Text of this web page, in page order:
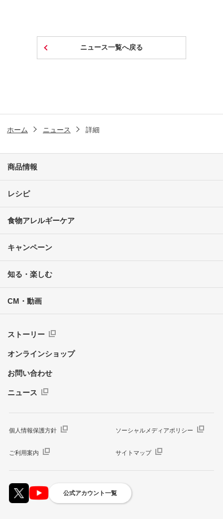
ニュース一覧へ戻る
ホーム ニュース 詳細
商品情報
レシピ
食物アレルギーケア
キャンペーン
知る・楽しむ
CM・動画
ストーリー
オンラインショップ
お問い合わせ
ニュース
個人情報保護方針 ソーシャルメディアポリシー
ご利用案内 サイトマップ
公式アカウント一覧